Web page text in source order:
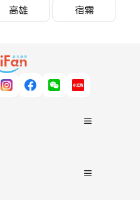
高雄 宿霧